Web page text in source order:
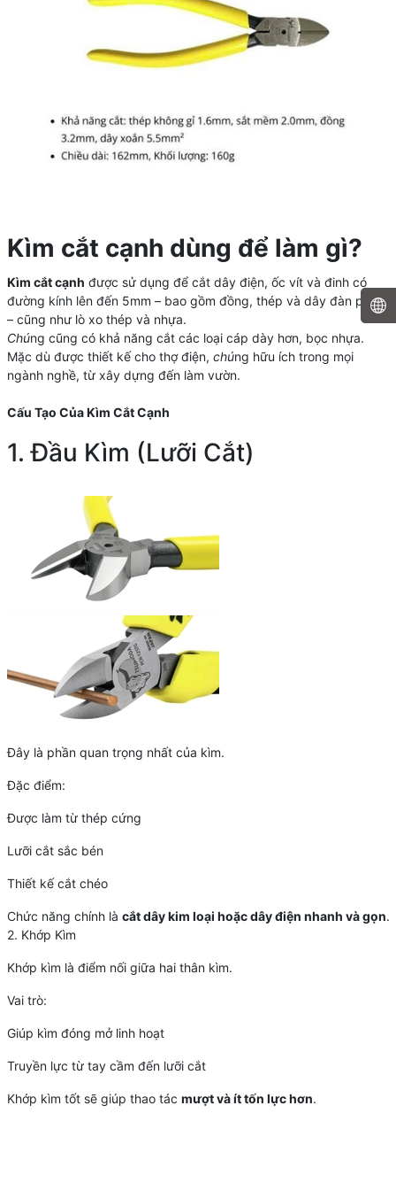
Kìm cắt cạnh dùng để làm gì?
Kìm cắt cạnh được sử dụng để cắt dây điện, ốc vít và đinh có
đường kính lên đến 5mm – bao gồm đồng, thép và dây đàn piano
– cũng như lò xo thép và nhựa.
Chúng cũng có khả năng cắt các loại cáp dày hơn, bọc nhựa.
Mặc dù được thiết kế cho thợ điện, chúng hữu ích trong mọi
ngành nghề, từ xây dựng đến làm vườn.
Cấu Tạo Của Kìm Cắt Cạnh
1. Đầu Kìm (Lưỡi Cắt)
Đây là phần quan trọng nhất của kìm.
Đặc điểm:
Được làm từ thép cứng
Lưỡi cắt sắc bén
Thiết kế cắt chéo
Chức năng chính là cắt dây kim loại hoặc dây điện nhanh và gọn.
2. Khớp Kìm
Khớp kìm là điểm nối giữa hai thân kìm.
Vai trò:
Giúp kìm đóng mở linh hoạt
Truyền lực từ tay cầm đến lưỡi cắt
Khớp kìm tốt sẽ giúp thao tác mượt và ít tốn lực hơn.